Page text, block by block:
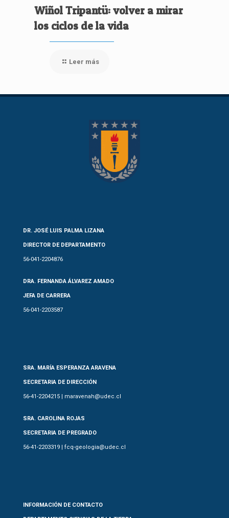
Wiñol Tripantü: volver a mirar
los ciclos de la vida
Leer más
DR. JOSÉ LUIS PALMA LIZANA
DIRECTOR DE DEPARTAMENTO
56-041-2204876
DRA. FERNANDA ÁLVAREZ AMADO
JEFA DE CARRERA
56-041-2203587
SRA. MARÍA ESPERANZA ARAVENA
SECRETARIA DE DIRECCIÓN
56-41-2204215 | maravenah@udec.cl
SRA. CAROLINA ROJAS
SECRETARIA DE PREGRADO
56-41-2203319 | fcq-geologia@udec.cl
INFORMACIÓN DE CONTACTO